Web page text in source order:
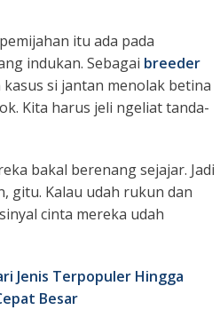
itu ada pada
indukan. Sebagai breeder
si jantan menolak betina
Kita harus jeli ngeliat tanda-
bakal berenang sejajar. Jadi
gitu. Kalau udah rukun dan
cinta mereka udah
Jenis Terpopuler Hingga
Besar